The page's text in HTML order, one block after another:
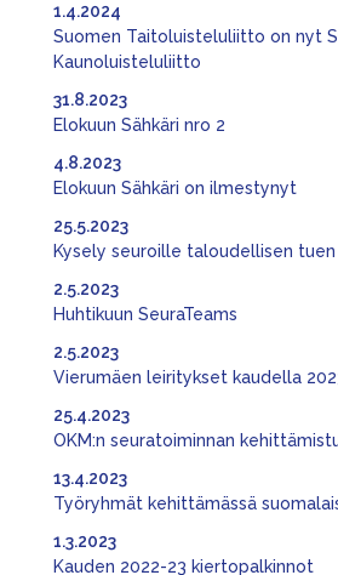
Suomen Taitoluisteluliitto on nyt
Kaunoluisteluliitto
1.4.2024
Elokuun Sähkäri nro 2
31.8.2023
Elokuun Sähkäri on ilmestynyt
4.8.2023
Kysely seuroille taloudellisen
25.5.2023
Huhtikuun SeuraTeams
2.5.2023
Vierumäen leiritykset kaudella
2.5.2023
OKM:n seuratoiminnan
25.4.2023
Työryhmät kehittämässä
13.4.2023
Kauden 2022-23 kiertopalkinnot
1.3.2023